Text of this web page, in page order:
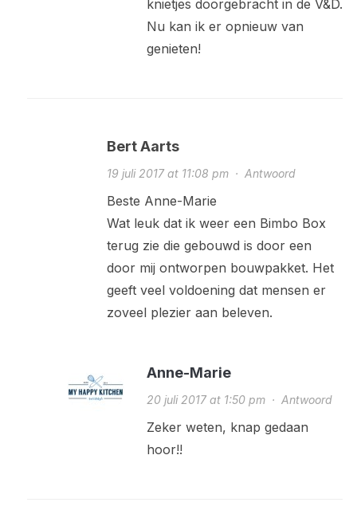
knietjes doorgebracht in de V&D.
Nu kan ik er opnieuw van
genieten!
Bert Aarts
19 juli 2017 at 11:08 pm· Antwoord
Beste Anne-Marie
Wat leuk dat ik weer een Bimbo Box
terug zie die gebouwd is door een
door mij ontworpen bouwpakket. Het
geeft veel voldoening dat mensen er
zoveel plezier aan beleven.
Anne-Marie
20 juli 2017 at 1:50 pm· Antwoord
Zeker weten, knap gedaan
hoor!!